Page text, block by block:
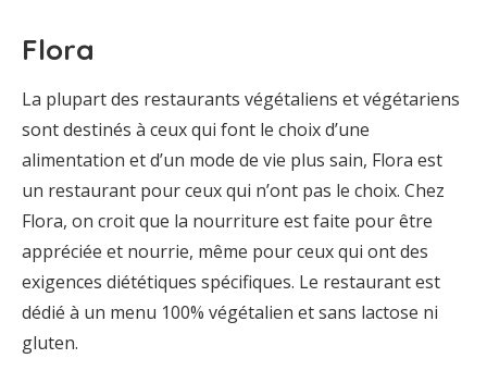
Flora
La plupart des restaurants végétaliens et végétariens
sont destinés à ceux qui font le choix d’une
alimentation et d’un mode de vie plus sain, Flora est
un restaurant pour ceux qui n’ont pas le choix. Chez
Flora, on croit que la nourriture est faite pour être
appréciée et nourrie, même pour ceux qui ont des
exigences diététiques spécifiques. Le restaurant est
dédié à un menu 100% végétalien et sans lactose ni
gluten.